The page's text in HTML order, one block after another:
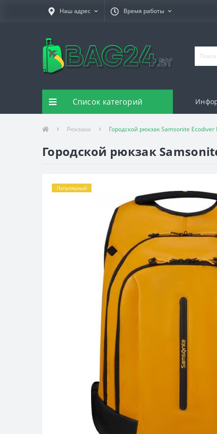
Наш адрес Время работы
Список категорий
Рюкзаки Городской рюкзак Samsonite Ecodiver
Городской рюкзак
Популярный